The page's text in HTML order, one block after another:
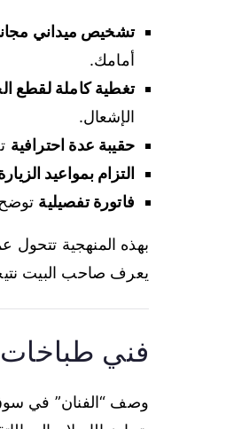
تشخيص ميداني
أمامك.
تغطية كاملة لقطع
الإشعال.
حقيبة عدة احترافية
التزام بمواعيد
فاتورة تفصيلية
بهذه المنهجية تتحول
يعرف صاحب البيت
فني طباخات
وصف “الفنان” في